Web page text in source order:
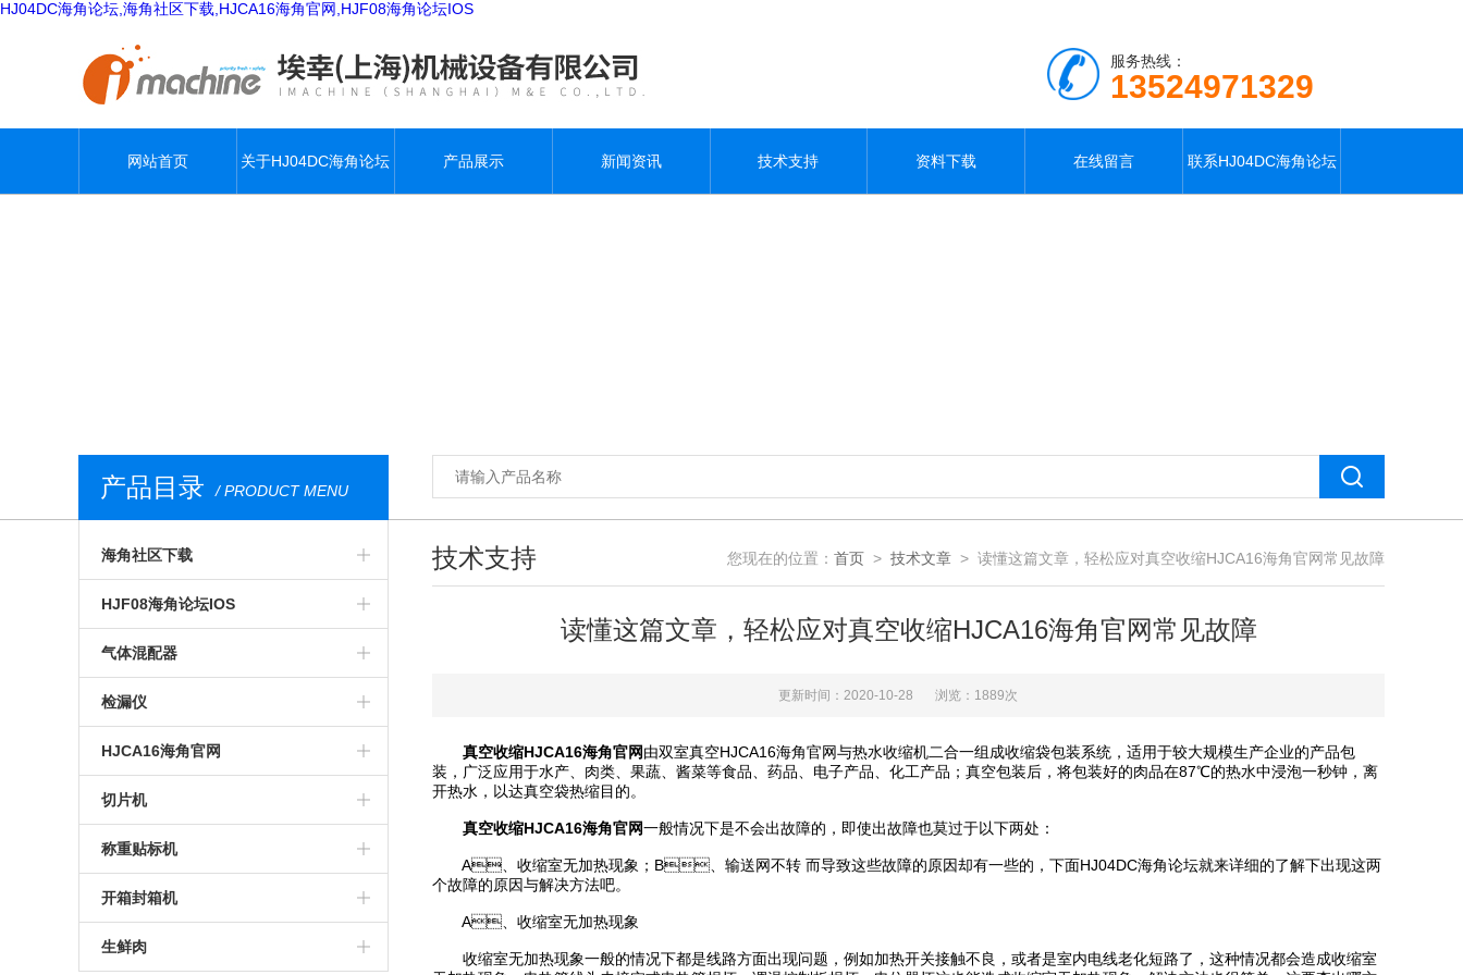
HJ04DC海角论坛,海角社区下载,HJCA16海角官网,HJF08海角论坛IOS
服务热线：
13524971329
网站首页 关于HJ04DC海角论坛 产品展示 新闻资讯 技术支持 资料下载 在线留言 联系HJ04DC海角论坛
产品目录 / PRODUCT MENU
海角社区下载
气调包装分析仪
安瓿瓶海角社区下载
西林瓶海角社区下载
荧光法海角社区下载
食品海角社区下载
便携式海角社区下载
进口海角社区下载
药品海角社区下载
HJF08海角论坛IOS
膜康分析仪
台式顶空气体分析仪
无损HJF08海角论坛IOS
荧光法HJF08海角论坛IOS
在线HJF08海角论坛IOS
食品包装HJF08海角论坛IOS
药品包装HJF08海角论坛IOS
气体混配器
气调包装气体混配器
机械旋钮式气体混配器
数字式气体混配器
食品包装气体混配器
检漏仪
透湿仪
透过率测试仪
在线检漏仪
包装检漏仪
无损包装检漏仪
HJCA16海角官网
预制菜食品HJCA16海角官网
气调HJCA16海角官网
真空贴体HJCA16海角官网
真空HJCA16海角官网
切片机
全自动切片机
手动切片机
称重贴标机
入门级称重贴标机
高性能称重贴标机
开箱封箱机
套袋机
生鲜肉
技术支持 您现在的位置： 首页 > 技术文章 > 读懂这篇文章，轻松应对真空收缩HJCA16海角官网常见故障
读懂这篇文章，轻松应对真空收缩HJCA16海角官网常见故障
更新时间：2020-10-28 浏览：1889次
真空收缩HJCA16海角官网由双室真空HJCA16海角官网与热水收缩机二合一组成收缩袋包装系统，适用于较大规模生产企业的产品包
装，广泛应用于水产、肉类、果蔬、酱菜等食品、药品、电子产品、化工产品；真空包装后，将包装好的肉品在87℃的热水中浸泡一秒钟，离
开热水，以达真空袋热缩目的。
真空收缩HJCA16海角官网一般情况下是不会出故障的，即使出故障也莫过于以下两处：
A、收缩室无加热现象；B、输送网不转 而导致这些故障的原因却有一些的，下面HJ04DC海角论坛就来详细的了解下出现这两
个故障的原因与解决方法吧。
A、收缩室无加热现象
收缩室无加热现象一般的情况下都是线路方面出现问题，例如加热开关接触不良，或者是室内电线老化短路了，这种情况都会造成收缩室